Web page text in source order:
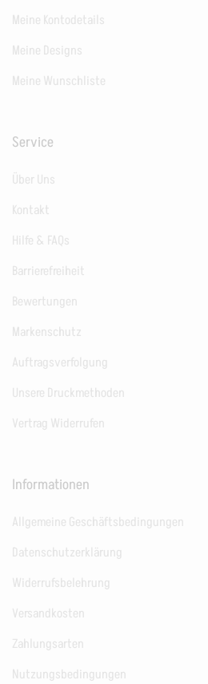
Meine Kontodetails
Meine Designs
Meine Wunschliste
Service
Über Uns
Kontakt
Hilfe & FAQs
Barrierefreiheit
Bewertungen
Markenschutz
Auftragsverfolgung
Unsere Druckmethoden
Vertrag Widerrufen
Informationen
Allgemeine Geschäftsbedingungen
Datenschutzerklärung
Widerrufsbelehrung
Versandkosten
Zahlungsarten
Nutzungsbedingungen